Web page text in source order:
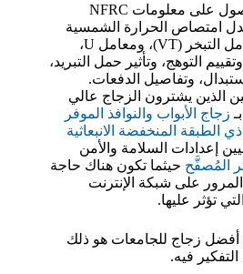
قبل قبول الحزمة، يجب الحصول على معلومات NFRC
امتصاص الحرارة الشمسية
(SHGC) حسب الاتجاه، ومعامل التبخر (VT)، ومعامل U،
التوهج، وتأثير حمل التبريد،
وتفاصيل الدفعات.
الذين يشترون الزجاج عالي
زجاج الأبواب والنوافذ الموفر
الطبقة المنخفضة الانبعاثية
إعدادات السلامة والأمن
المُصفَّح حيثما تكون هناك حاجة
على شبكة الإنترنت
تؤثر عليها.
أفضل زجاج للجامعات هو ذلك
التفكير فيه.